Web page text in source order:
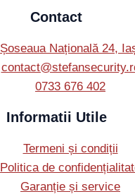
Contact
Șoseaua Națională 24,
0733 676 402
Informatii Utile
Termeni și condiții
Politica de
Garanție și service